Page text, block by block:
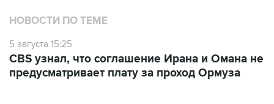
НОВОСТИ ПО ТЕМЕ
5 августа 15:25
CBS узнал, что соглашение Ирана и Омана не
предусматривает плату за проход Ормуза